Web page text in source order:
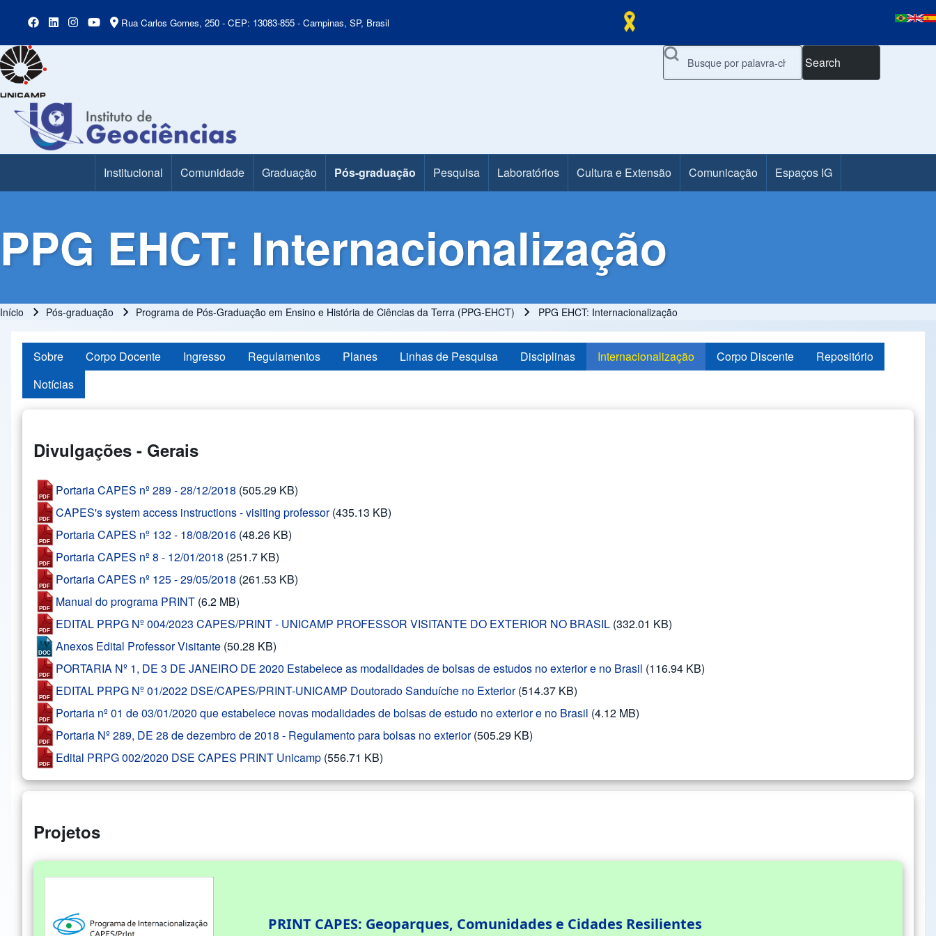
Rua Carlos Gomes, 250 - CEP: 13083-855 - Campinas, SP, Brasil
Search
Main MenuInstitucional Comunidade Graduação Pós-graduação Pesquisa Laboratórios Cultura e Extensão Comunicação Espaços IG
PPG EHCT: Internacionalização
Trilha de navegação
Início Pós-graduação Programa de Pós-Graduação em Ensino e História de Ciências da Terra (PPG-EHCT) PPG EHCT: Internacionalização
Sobre Corpo Docente Ingresso Regulamentos Planes Linhas de Pesquisa Disciplinas Internacionalização Corpo Discente
Repositório
Notícias
Divulgações - Gerais
Portaria CAPES nº 289 - 28/12/2018 (505.29 KB)
CAPES's system access instructions - visiting professor (435.13 KB)
Portaria CAPES nº 132 - 18/08/2016 (48.26 KB)
Portaria CAPES nº 8 - 12/01/2018 (251.7 KB)
Portaria CAPES nº 125 - 29/05/2018 (261.53 KB)
Manual do programa PRINT (6.2 MB)
EDITAL PRPG Nº 004/2023 CAPES/PRINT - UNICAMP PROFESSOR VISITANTE DO EXTERIOR NO BRASIL (332.01 KB)
Anexos Edital Professor Visitante (50.28 KB)
PORTARIA Nº 1, DE 3 DE JANEIRO DE 2020 Estabelece as modalidades de bolsas de estudos no exterior e no Brasil (116.94 KB)
EDITAL PRPG Nº 01/2022 DSE/CAPES/PRINT-UNICAMP Doutorado Sanduíche no Exterior (514.37 KB)
Portaria nº 01 de 03/01/2020 que estabelece novas modalidades de bolsas de estudo no exterior e no Brasil (4.12 MB)
Portaria Nº 289, DE 28 de dezembro de 2018 - Regulamento para bolsas no exterior (505.29 KB)
Edital PRPG 002/2020 DSE CAPES PRINT Unicamp (556.71 KB)
Projetos
PRINT CAPES: Geoparques, Comunidades e Cidades Resilientes